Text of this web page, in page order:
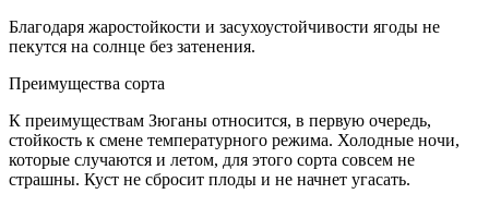
Благодаря жаростойкости и засухоустойчивости ягоды не
пекутся на солнце без затенения.
Преимущества сорта
К преимуществам Зюганы относится, в первую очередь,
стойкость к смене температурного режима. Холодные ночи,
которые случаются и летом, для этого сорта совсем не
страшны. Куст не сбросит плоды и не начнет угасать.